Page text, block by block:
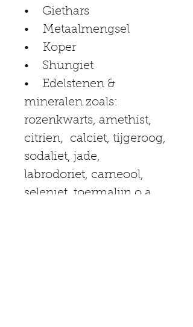
•    Giethars
•    Metaalmengsel
•    Koper
•    Shungiet
•    Edelstenen &
mineralen zoals:
rozenkwarts, amethist,
citrien,  calciet, tijgeroog,
sodaliet, jade,
labrodoriet, carneool,
seleniet, toermalijn o.a.